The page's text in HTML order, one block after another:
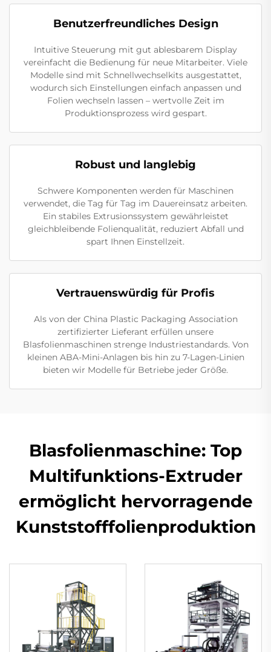
Benutzerfreundliches Design
Intuitive Steuerung mit gut ablesbarem Display
vereinfacht die Bedienung für neue Mitarbeiter. Viele
Modelle sind mit Schnellwechselkits ausgestattet,
wodurch sich Einstellungen einfach anpassen und
Folien wechseln lassen – wertvolle Zeit im
Produktionsprozess wird gespart.
Robust und langlebig
Schwere Komponenten werden für Maschinen
verwendet, die Tag für Tag im Dauereinsatz arbeiten.
Ein stabiles Extrusionssystem gewährleistet
gleichbleibende Folienqualität, reduziert Abfall und
spart Ihnen Einstellzeit.
Vertrauenswürdig für Profis
Als von der China Plastic Packaging Association
zertifizierter Lieferant erfüllen unsere
Blasfolienmaschinen strenge Industriestandards. Von
kleinen ABA-Mini-Anlagen bis hin zu 7-Lagen-Linien
bieten wir Modelle für Betriebe jeder Größe.
Blasfolienmaschine: Top
Multifunktions-Extruder
ermöglicht hervorragende
Kunststofffolienproduktion